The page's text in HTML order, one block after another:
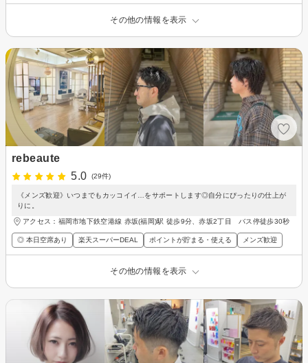
その他の情報を表示
rebeaute
5.0
(29件)
《メンズ歓迎》いつまでもカッコイイ…をサポートします◎自分にぴったりの仕上が
りに。
アクセス：福岡市地下鉄空港線 赤坂(福岡)駅 徒歩9分、赤坂2丁目 バス停徒歩30秒
◎ 本日空席あり 楽天スーパーDEAL ポイントが貯まる・使える メンズ歓迎
その他の情報を表示